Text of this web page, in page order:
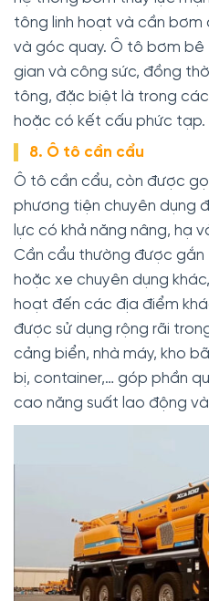
tông linh hoạt và cần
và góc quay. Ô tô bơm
gian và công sức, đồng
tông, đặc biệt là trong
hoặc có kết cấu phức tạp.
8. Ô tô cần cẩu
Ô tô cần cẩu, còn được
phương tiện chuyên dụng
lực có khả năng nâng, hạ
Cần cẩu thường được gắn
hoặc xe chuyên dụng
hoạt đến các địa điểm
được sử dụng rộng rãi
cảng biển, nhà máy, kho
bị, container,… góp phần
cao năng suất lao động